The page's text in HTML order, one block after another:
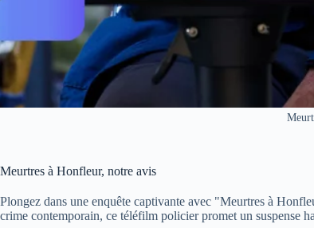
Meurtres à Honfleur, notre avis
Plongez dans une enquête captivante avec "Meurtres à
crime contemporain, ce téléfilm policier promet un suspense